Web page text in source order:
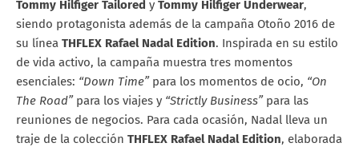
Tommy Hilfiger Tailored y Tommy Hilfiger Underwear,
siendo protagonista además de la campaña Otoño 2016 de
su línea THFLEX Rafael Nadal Edition. Inspirada en su estilo
de vida activo, la campaña muestra tres momentos
esenciales: “Down Time”para los momentos de ocio, “On
The Road”para los viajes y “Strictly Business”para las
reuniones de negocios. Para cada ocasión, Nadal lleva un
traje de la colección THFLEX Rafael Nadal Edition, elaborada